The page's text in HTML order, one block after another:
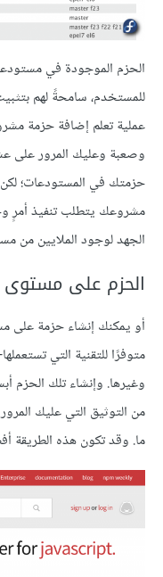
الحزم الموجودة في
للمستخدم، سامحةً لهم
عملية تعلم إضافة حزمة
وصعبة وعليك المرور على
حزمتك في المستودعات؛
مشروعك يتطلب تنفيذ أمرٍ
الجهد لوجود الملايين من
الحزم على مستوى
أو يمكنك إنشاء حزمة على
متوفرًا للتقنية التي
وغيرها. وإنشاء تلك
من التوثيق التي عليك
ما. وقد تكون هذه الطريقة